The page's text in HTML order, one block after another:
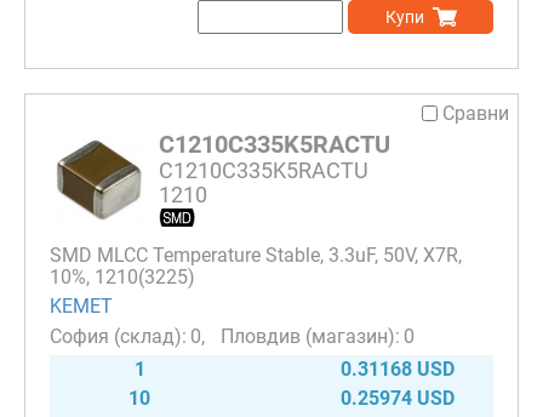
Купи
Сравни
C1210C335K5RACTU
C1210C335K5RACTU
1210
SMD MLCC Temperature Stable, 3.3uF, 50V, X7R,
10%, 1210(3225)
KEMET
0
0
1
0.31168 USD
10
0.25974 USD